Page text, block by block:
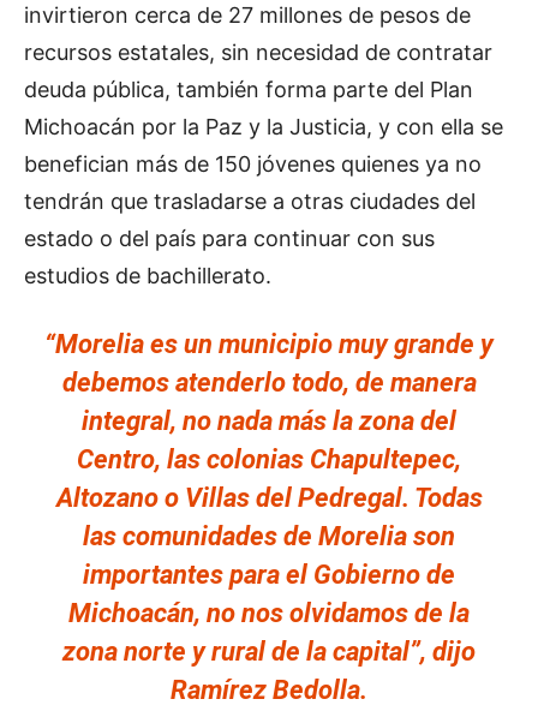
invirtieron cerca de 27 millones de pesos de
recursos estatales, sin necesidad de contratar
deuda pública, también forma parte del Plan
Michoacán por la Paz y la Justicia, y con ella se
benefician más de 150 jóvenes quienes ya no
tendrán que trasladarse a otras ciudades del
estado o del país para continuar con sus
estudios de bachillerato.
“Morelia es un municipio muy grande y
debemos atenderlo todo, de manera
integral, no nada más la zona del
Centro, las colonias Chapultepec,
Altozano o Villas del Pedregal. Todas
las comunidades de Morelia son
importantes para el Gobierno de
Michoacán, no nos olvidamos de la
zona norte y rural de la capital”, dijo
Ramírez Bedolla.